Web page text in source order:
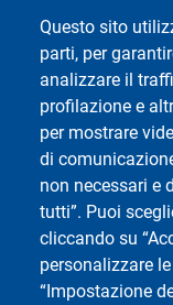
Questo sito
parti, per
analizzare il
profilazione e
per mostrare
di
non necessari e
tutti”. Puoi
cliccando su
personalizzare
“Impostazione
Footer 1
Rubrica
Webmail
ESSE3
Privacy
Accessibilità
Mappa del sito
Cookie settings